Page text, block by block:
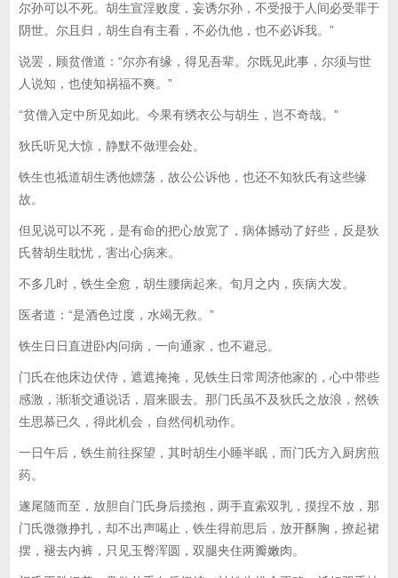
尔孙可以不死。胡生宣淫败度，妄诱尔孙，不受报于人间必受罪于
阴世。尔且归，胡生自有主看，不必仇他，也不必诉我。”
说罢，顾贫僧道：“尔亦有缘，得见吾辈。尔既见此事，尔须与世
人说知，也使知祸福不爽。”
“贫僧入定中所见如此。今果有绣衣公与胡生，岂不奇哉。”
狄氏听见大惊，静默不做理会处。
铁生也祗道胡生诱他嫖荡，故公公诉他，也还不知狄氏有这些缘
故。
但见说可以不死，是有命的把心放宽了，病体撼动了好些，反是狄
氏替胡生耽忧，害出心病来。
不多几时，铁生全愈，胡生腰病起来。旬月之内，疾病大发。
医者道：“是酒色过度，水竭无救。”
铁生日日直进卧内问病，一向通家，也不避忌。
门氏在他床边伏侍，遮遮掩掩，见铁生日常周济他家的，心中带些
感激，渐渐交通说话，眉来眼去。那门氏虽不及狄氏之放浪，然铁
生思慕已久，得此机会，自然伺机动作。
一日午后，铁生前往探望，其时胡生小睡半眠，而门氏方入厨房煎
药。
遂尾随而至，放胆自门氏身后揽抱，两手直索双乳，摸捏不放，那
门氏微微挣扎，却不出声喝止，铁生得前思后，放开酥胸，撩起裙
摆，褪去内裤，只见玉臀浑圆，双腿夹住两瓣嫩肉。